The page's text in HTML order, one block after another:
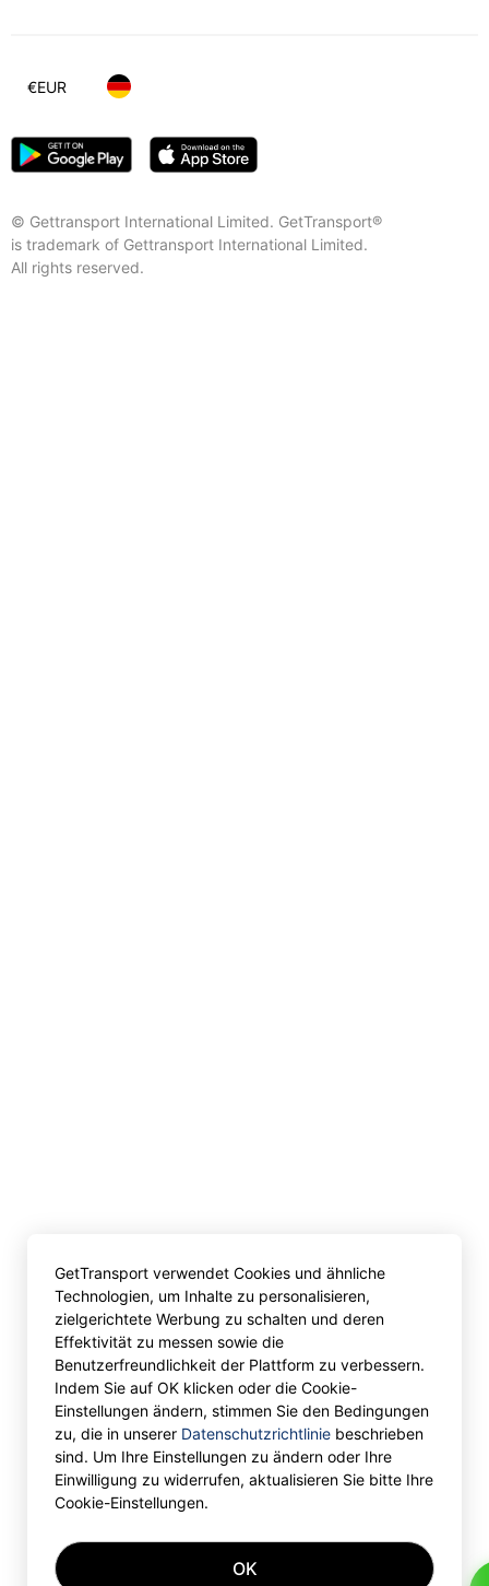
© Gettransport International Limited. GetTransport®
is trademark of Gettransport International Limited.
All rights reserved.
€EUR
GetTransport verwendet Cookies und ähnliche
Technologien, um Inhalte zu personalisieren,
zielgerichtete Werbung zu schalten und deren
Effektivität zu messen sowie die
Benutzerfreundlichkeit der Plattform zu verbessern.
Indem Sie auf OK klicken oder die Cookie-
Einstellungen ändern, stimmen Sie den Bedingungen
zu, die in unserer Datenschutzrichtlinie beschrieben
sind. Um Ihre Einstellungen zu ändern oder Ihre
Einwilligung zu widerrufen, aktualisieren Sie bitte Ihre
Cookie-Einstellungen.
OK